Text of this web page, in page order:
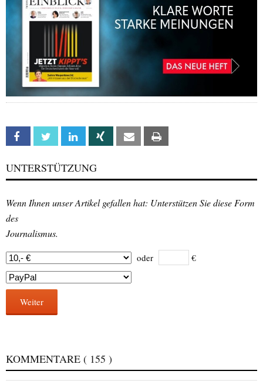
Facebook Twitter Linkedin Xing Email
UNTERSTÜTZUNG
Wenn Ihnen unser Artikel gefallen hat: Unterstützen Sie diese Form
des
Journalismus.
oder €
Weiter
KOMMENTARE ( 155 )